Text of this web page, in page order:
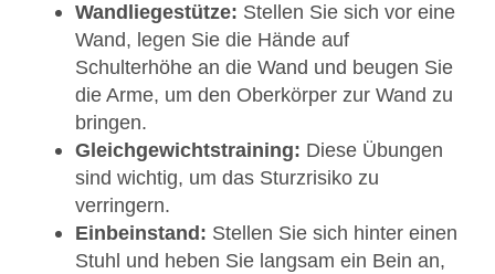
Wandliegestütze: Stellen Sie sich vor eine
Wand, legen Sie die Hände auf
Schulterhöhe an die Wand und beugen Sie
die Arme, um den Oberkörper zur Wand zu
bringen.
Gleichgewichtstraining: Diese Übungen
sind wichtig, um das Sturzrisiko zu
verringern.
Einbeinstand: Stellen Sie sich hinter einen
Stuhl und heben Sie langsam ein Bein an,